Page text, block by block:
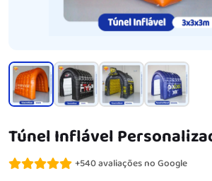
Túnel Inflável
+540 avaliações no Google